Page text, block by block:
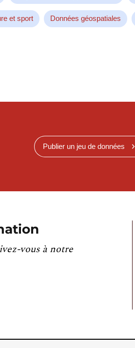
et sport Données géospatiales
Publier un jeu de données
vous à notre